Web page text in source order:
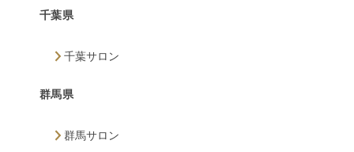
千葉県
千葉サロン
群馬県
群馬サロン